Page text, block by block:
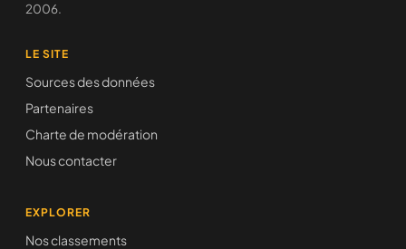
2006.
LE SITE
Sources des données
Partenaires
Charte de modération
Nous contacter
EXPLORER
Nos classements